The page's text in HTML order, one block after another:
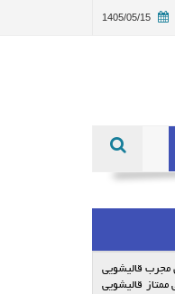
1405/05/15
مجرب قالیشویی
قالیشویی